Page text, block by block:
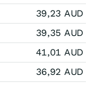
39,23 AUD
39,35 AUD
41,01 AUD
36,92 AUD